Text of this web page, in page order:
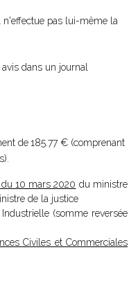
pas lui-même la
dans un journal
de185.77 € (comprenant
10 mars 2020 du ministre
de la justice
(somme reversée
Civiles et Commerciales